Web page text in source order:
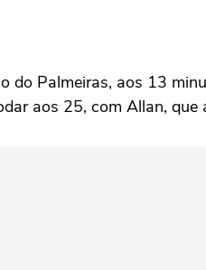
do Palmeiras, aos 13
aos 25, com Allan,